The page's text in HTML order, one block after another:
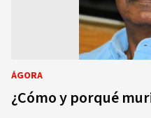
ÁGORA
¿Cómo y porqué